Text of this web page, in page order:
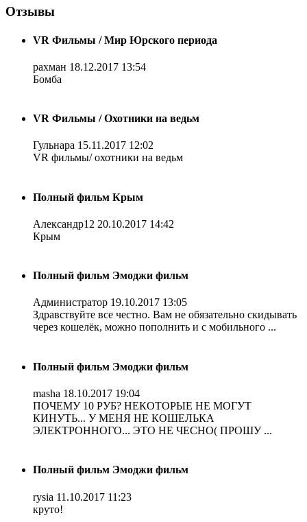
Отзывы
VR Фильмы / Мир Юрского периода
рахман 18.12.2017 13:54
Бомба
VR Фильмы / Охотники на ведьм
Гульнара 15.11.2017 12:02
VR фильмы/ охотники на ведьм
Полный фильм Крым
Александр12 20.10.2017 14:42
Крым
Полный фильм Эмоджи фильм
Администратор 19.10.2017 13:05
Здравствуйте все честно. Вам не обязательно скидывать
через кошелёк, можно пополнить и с мобильного ...
Полный фильм Эмоджи фильм
masha 18.10.2017 19:04
ПОЧЕМУ 10 РУБ? НЕКОТОРЫЕ НЕ МОГУТ
КИНУТЬ... У МЕНЯ НЕ КОШЕЛЬКА
ЭЛЕКТРОННОГО... ЭТО НЕ ЧЕСНО( ПРОШУ ...
Полный фильм Эмоджи фильм
rysia 11.10.2017 11:23
круто!